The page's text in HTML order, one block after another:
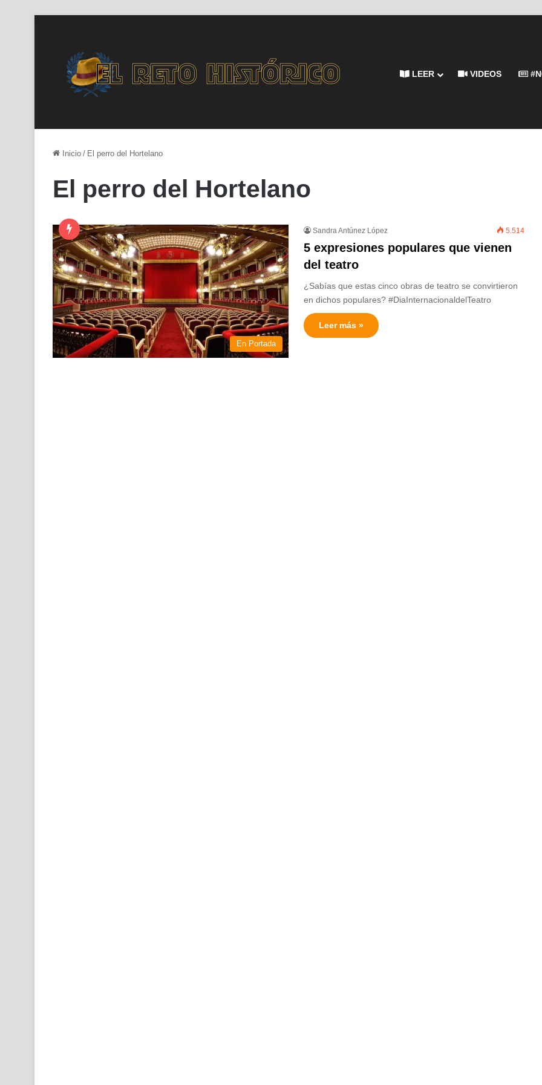
LEER VIDEOS
Inicio / El perro del Hortelano
El perro del Hortelano
En Portada
Sandra Antúnez López 5.514
5 expresiones populares que vienen
del teatro
¿Sabías que estas cinco obras de teatro se convirtieron
en dichos populares? #DiaInternacionaldelTeatro
Leer más »